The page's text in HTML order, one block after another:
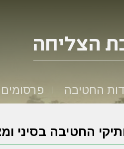
החטיבה פרסומים
החטיבה בסיני